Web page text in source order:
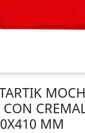
MM